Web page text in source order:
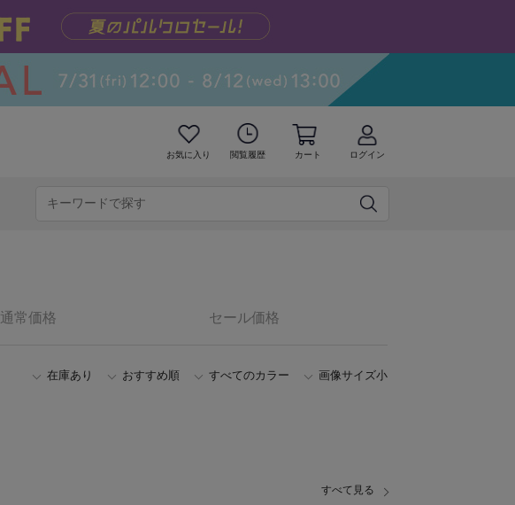
お気に入り 閲覧履歴 カート ログイン
通常価格 セール価格
在庫あり おすすめ順 すべてのカラー 画像サイズ小